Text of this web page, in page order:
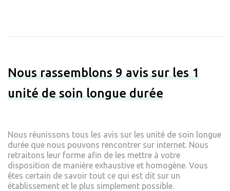
Nous rassemblons 9 avis sur les 1
unité de soin longue durée
Nous réunissons tous les avis sur les unité de soin longue
durée que nous pouvons rencontrer sur internet. Nous
retraitons leur forme afin de les mettre à votre
disposition de manière exhaustive et homogène. Vous
êtes certain de savoir tout ce qui est dit sur un
établissement et le plus simplement possible.